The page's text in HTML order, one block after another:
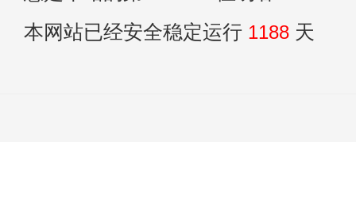
本网站已经安全稳定运行 1188 天